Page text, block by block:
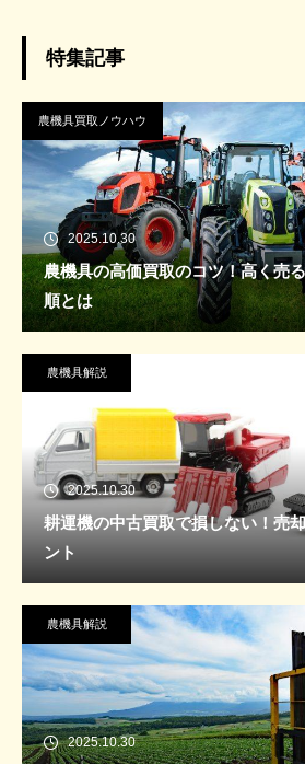
特集記事
農機具買取ノウハウ
2025.10.30
農機具の高価買取のコツ！高く売
順とは
農機具解説
2025.10.30
耕運機の中古買取で損しない！売
ント
農機具解説
2025.10.30